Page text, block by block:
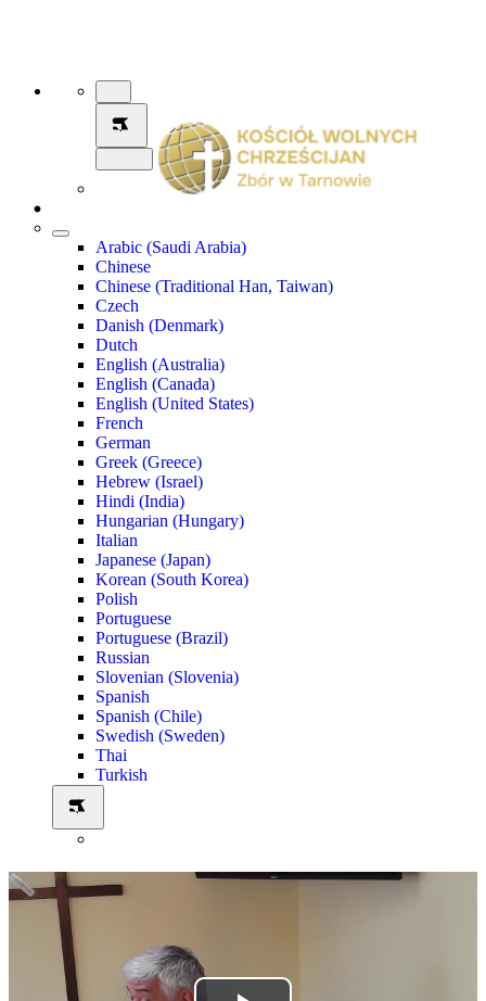
Arabic (Saudi Arabia)
Chinese
Chinese (Traditional Han, Taiwan)
Czech
Danish (Denmark)
Dutch
English (Australia)
English (Canada)
English (United States)
French
German
Greek (Greece)
Hebrew (Israel)
Hindi (India)
Hungarian (Hungary)
Italian
Japanese (Japan)
Korean (South Korea)
Polish
Portuguese
Portuguese (Brazil)
Russian
Slovenian (Slovenia)
Spanish
Spanish (Chile)
Swedish (Sweden)
Thai
Turkish